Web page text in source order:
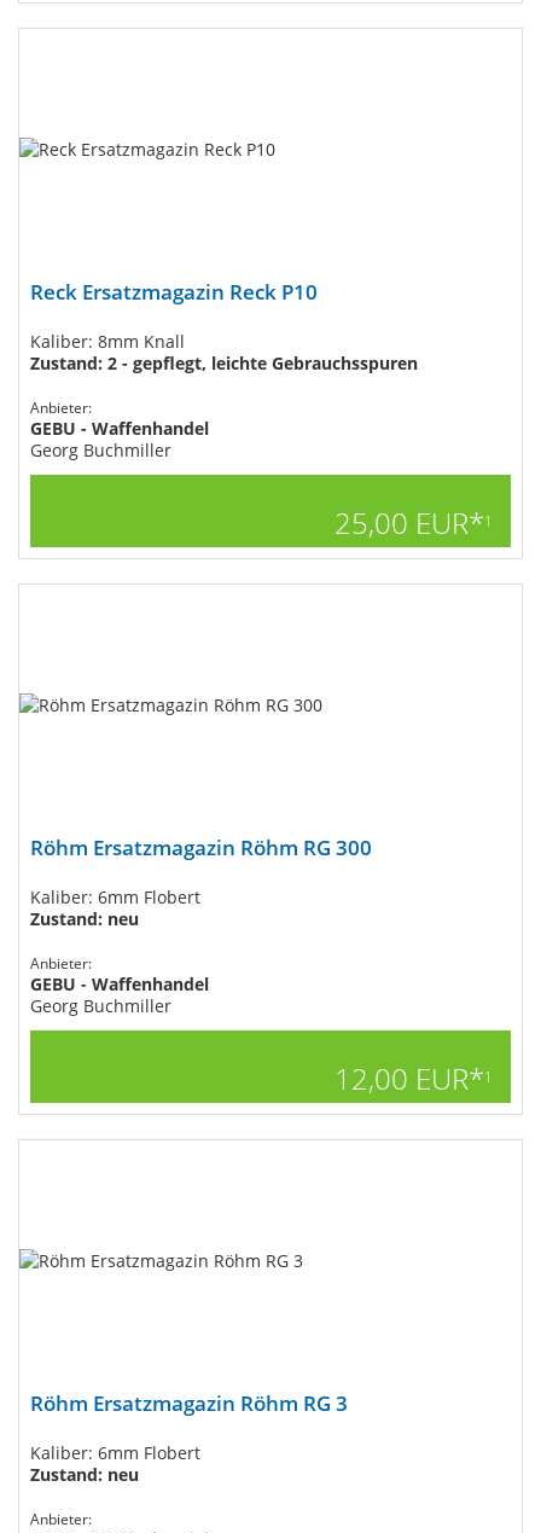
Reck Ersatzmagazin Reck P10
Kaliber: 8mm Knall
Zustand: 2 - gepflegt, leichte Gebrauchsspuren
Anbieter:
GEBU - Waffenhandel
Georg Buchmiller
25,00 EUR*1
Röhm Ersatzmagazin Röhm RG 300
Kaliber: 6mm Flobert
Zustand: neu
Anbieter:
GEBU - Waffenhandel
Georg Buchmiller
12,00 EUR*1
Röhm Ersatzmagazin Röhm RG 3
Kaliber: 6mm Flobert
Zustand: neu
Anbieter: